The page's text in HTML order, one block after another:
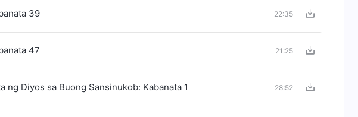
39 22:35
47 21:25
ng Diyos sa Buong Sansinukob: Kabanata 1 28:52